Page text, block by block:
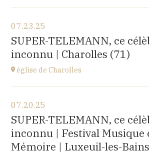
collégiale Saint-Pierre,
rue du docteur Lucante, 32480 La
at19H00
Buy your tickets
07.23.25
SUPER-TELEMANN, ce
inconnu | Charolles (71)
église de Charolles
église du Sacré-Coeur,
8 Place de l'Église, 71120 Charolles
at11H
Go to site
07.20.25
SUPER-TELEMANN, ce
inconnu | Festival Musique
Mémoire | Luxeuil-les-